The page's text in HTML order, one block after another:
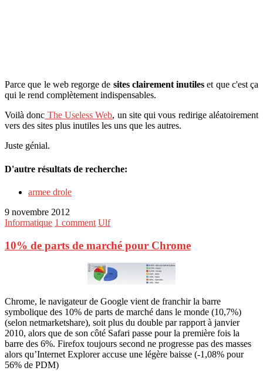
Parce que le web regorge de sites clairement inutiles et que c'est ça
qui le rend complètement indispensables.
Voilà donc The Useless Web, un site qui vous redirige aléatoirement
vers des sites plus inutiles les uns que les autres.
Juste génial.
D'autre résultats de recherche:
armee drole
9 novembre 2012
Informatique 1 comment Ulf
10% de parts de marché pour Chrome
Chrome, le navigateur de Google vient de franchir la barre
symbolique des 10% de parts de marché dans le monde (10,7%)
(selon netmarketshare), soit plus du double par rapport à janvier
2010, alors que de son côté Safari passe pour la première fois la
barre des 6%. Firefox toujours second ne progresse pas des masses
alors qu’Internet Explorer accuse une légère baisse (-1,08% pour
56% de PDM)